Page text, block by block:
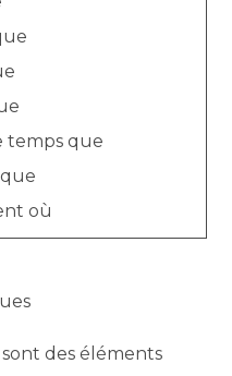
temps que
où
sont des éléments